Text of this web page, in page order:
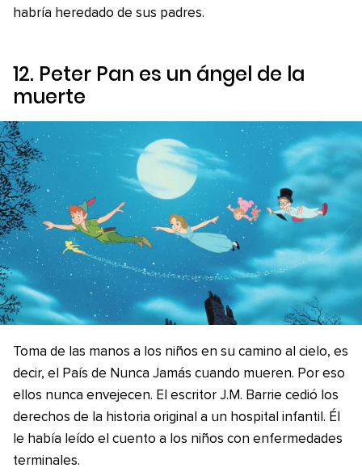
habría heredado de sus padres.
12. Peter Pan es un ángel de la
muerte
Toma de las manos a los niños en su camino al cielo, es
decir, el País de Nunca Jamás cuando mueren. Por eso
ellos nunca envejecen. El escritor J.M. Barrie cedió los
derechos de la historia original a un hospital infantil. Él
le había leído el cuento a los niños con enfermedades
terminales.